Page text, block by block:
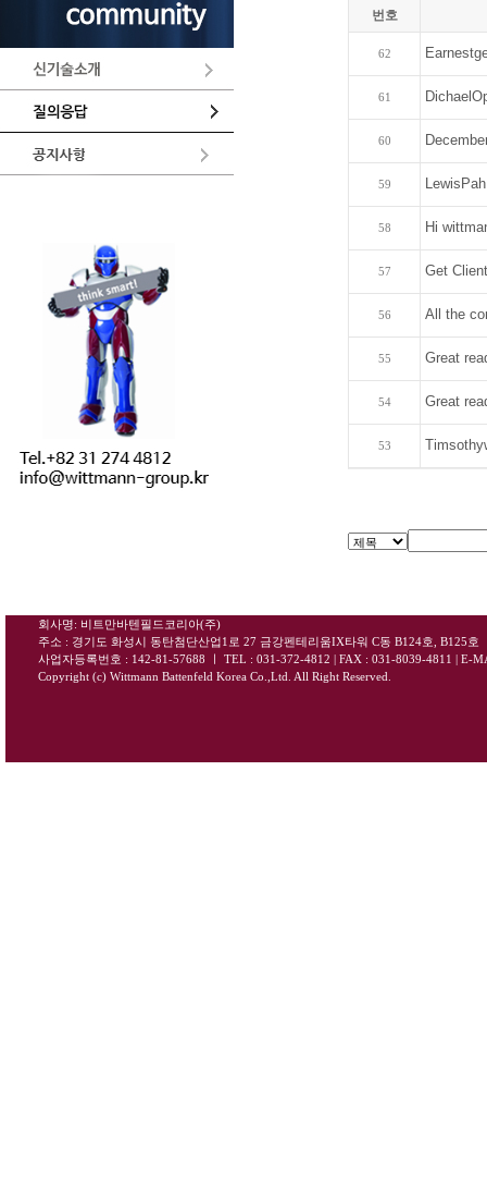
번호
62
61
60
59 LewisPah
58 Hi
57 Get
56 All the
55 Great
54 Great
53
회사명: 비트만바텐필드코리아(주)
주소 : 경기도 화성시 동탄첨단산업1로 27 금강펜테리움IX타워 C동 B124호, B125호
사업자등록번호 : 142-81-57688
ㅣ TEL : 031-372-4812 | FAX : 031-8039-4811 | E-
Copyright (c) Wittmann Battenfeld Korea Co.,Ltd. All Right Reserved.